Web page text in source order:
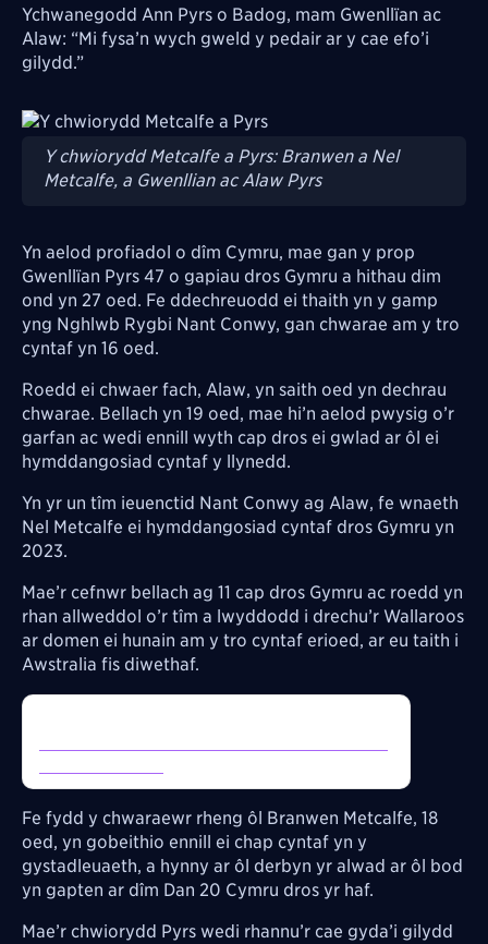
Ychwanegodd Ann Pyrs o Badog, mam Gwenllïan ac
Alaw: “Mi fysa’n wych gweld y pedair ar y cae efo’i
gilydd.”
Image
Y chwiorydd Metcalfe a Pyrs: Branwen a Nel
Metcalfe, a Gwenllian ac Alaw Pyrs
Yn aelod profiadol o dîm Cymru, mae gan y prop
Gwenllïan Pyrs 47 o gapiau dros Gymru a hithau dim
ond yn 27 oed. Fe ddechreuodd ei thaith yn y gamp
yng Nghlwb Rygbi Nant Conwy, gan chwarae am y tro
cyntaf yn 16 oed.
Roedd ei chwaer fach, Alaw, yn saith oed yn dechrau
chwarae. Bellach yn 19 oed, mae hi’n aelod pwysig o’r
garfan ac wedi ennill wyth cap dros ei gwlad ar ôl ei
hymddangosiad cyntaf y llynedd.
Yn yr un tîm ieuenctid Nant Conwy ag Alaw, fe wnaeth
Nel Metcalfe ei hymddangosiad cyntaf dros Gymru yn
2023.
Mae’r cefnwr bellach ag 11 cap dros Gymru ac roedd yn
rhan allweddol o’r tîm a lwyddodd i drechu’r Wallaroos
ar domen ei hunain am y tro cyntaf erioed, ar eu taith i
Awstralia fis diwethaf.
Fe fydd y chwaraewr rheng ôl Branwen Metcalfe, 18
oed, yn gobeithio ennill ei chap cyntaf yn y
gystadleuaeth, a hynny ar ôl derbyn yr alwad ar ôl bod
yn gapten ar dîm Dan 20 Cymru dros yr haf.
Mae’r chwiorydd Pyrs wedi rhannu’r cae gyda’i gilydd